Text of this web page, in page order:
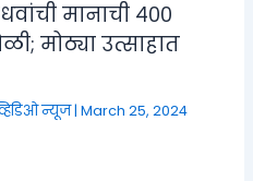
मानाची ४००
मोठ्या उत्साहात
न्यूज|March 25, 2024